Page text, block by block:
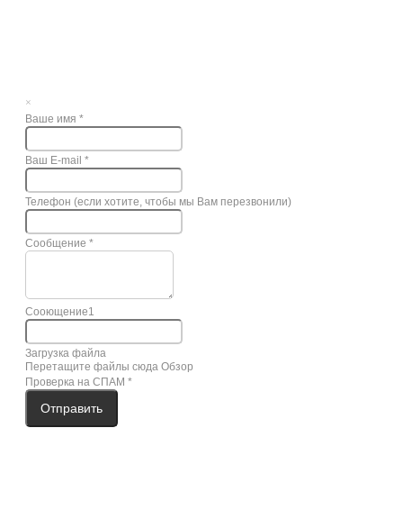
×
Ваше имя *
Ваш E-mail *
Телефон (если хотите, чтобы мы Вам перезвонили)
Сообщение *
Сооющение1
Загрузка файла
Перетащите файлы сюда Обзор
Проверка на СПАМ *
Отправить